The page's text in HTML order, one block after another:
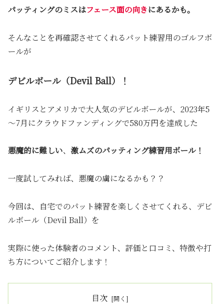
パッティングのミスはフェース面の向きにあるかも。
そんなことを再確認させてくれるパット練習用のゴルフボ
ールが
デビルボール（Devil Ball）！
イギリスとアメリカで大人気のデビルボールが、2023年5
～7月にクラウドファンディングで580万円を達成した
悪魔的に難しい、 激ムズのパッティング練習用ボール！
一度試してみれば、悪魔の虜になるかも？？
今回は、自宅でのパット練習を楽しくさせてくれる、デビ
ルボール（Devil Ball）を
実際に使った体験者のコメント、評価と口コミ、特徴や打
ち方についてご紹介します！
目次